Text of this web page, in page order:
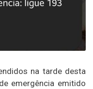
na tarde desta
emergência emitido